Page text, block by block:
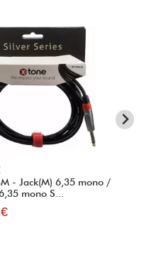
- Jack(M) 6,35 mono /
mono S...